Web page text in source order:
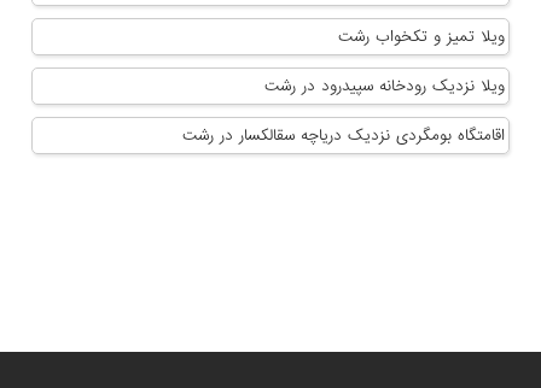
ویلا تمیز و تکخواب رشت
ویلا نزدیک رودخانه سپیدرود در رشت
اقامتگاه بومگردی نزدیک دریاچه سقالکسار در رشت